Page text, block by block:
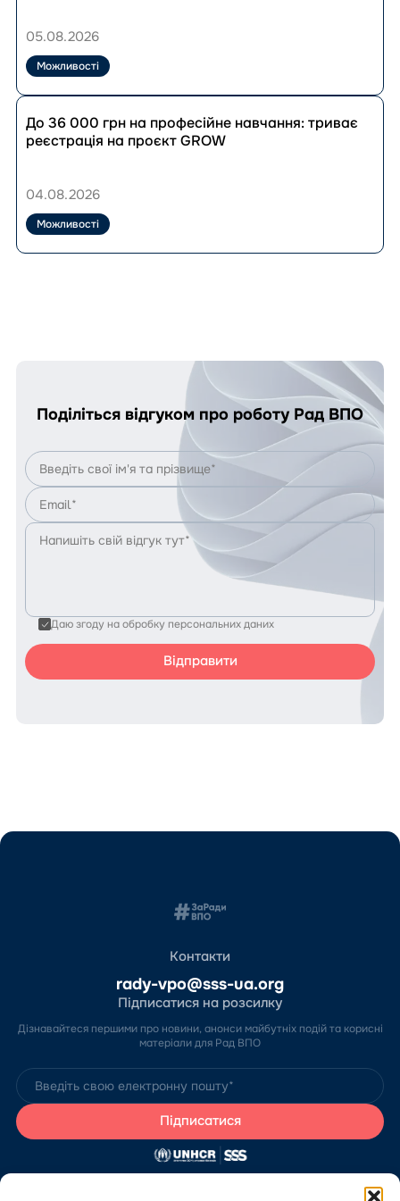
отримати
на
навчання
до
33
280
грн:
програмою?
05.08.2026
Можливості
Перейти
до
публікації
000
на
професійне
навчання:
До 36 000 грн на професійне навчання: триває
реєстрація на проєкт GROW
04.08.2026
Можливості
Поділіться відгуком про роботу Рад ВПО
Даю згоду на обробку персональних даних
Контакти
rady-vpo@sss-ua.org
Підписатися на розсилку
Дізнавайтеся першими про новини, анонси майбутніх подій та корисні
матеріали для Рад ВПО
Сайт розробив Благодійний фонд «Стабілізейшен Суппорт Сервісез»
за підтримки Агентства ООН у справах біженців в Україні (УВКБ ООН).